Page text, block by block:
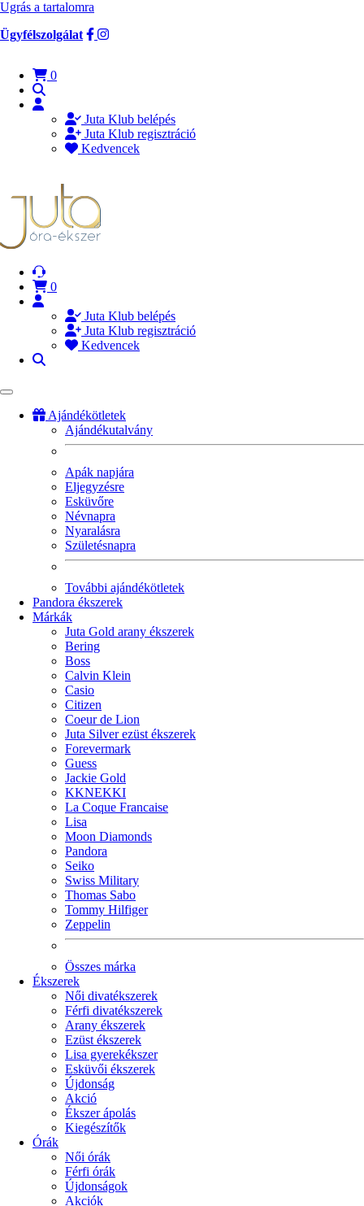
Ugrás a tartalomra
Ügyfélszolgálat
0
Juta Klub belépés
Juta Klub regisztráció
Kedvencek
0
Juta Klub belépés
Juta Klub regisztráció
Kedvencek
Ajándékötletek
Ajándékutalvány
Apák napjára
Eljegyzésre
Esküvőre
Névnapra
Nyaralásra
Születésnapra
További ajándékötletek
Pandora ékszerek
Márkák
Juta Gold arany ékszerek
Bering
Boss
Calvin Klein
Casio
Citizen
Coeur de Lion
Juta Silver ezüst ékszerek
Forevermark
Guess
Jackie Gold
KKNEKKI
La Coque Francaise
Lisa
Moon Diamonds
Pandora
Seiko
Swiss Military
Thomas Sabo
Tommy Hilfiger
Zeppelin
Összes márka
Ékszerek
Női divatékszerek
Férfi divatékszerek
Arany ékszerek
Ezüst ékszerek
Lisa gyerekékszer
Esküvői ékszerek
Újdonság
Akció
Ékszer ápolás
Kiegészítők
Órák
Női órák
Férfi órák
Újdonságok
Akciók